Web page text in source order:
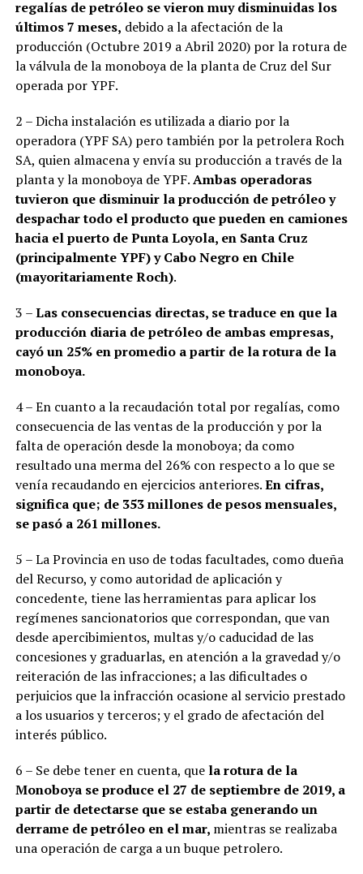
regalías de petróleo se vieron muy disminuidas los
últimos 7 meses, debido a la afectación de la
producción (Octubre 2019 a Abril 2020) por la rotura de
la válvula de la monoboya de la planta de Cruz del Sur
operada por YPF.
2 – Dicha instalación es utilizada a diario por la
operadora (YPF SA) pero también por la petrolera Roch
SA, quien almacena y envía su producción a través de la
planta y la monoboya de YPF.Ambas operadoras
tuvieron que disminuir la producción de petróleo y
despachar todo el producto que pueden en camiones
hacia el puerto de Punta Loyola, en Santa Cruz
(principalmente YPF) y Cabo Negro en Chile
(mayoritariamente Roch).
3 –Las consecuencias directas, se traduce en que la
producción diaria de petróleo de ambas empresas,
cayó un 25% en promedio a partir de la rotura de la
monoboya.
4 – En cuanto a la recaudación total por regalías, como
consecuencia de las ventas de la producción y por la
falta de operación desde la monoboya; da como
resultado una merma del 26% con respecto a lo que se
venía recaudando en ejercicios anteriores.En cifras,
significa que; de 353 millones de pesos mensuales,
se pasó a 261 millones.
5 – La Provincia en uso de todas facultades, como dueña
del Recurso, y como autoridad de aplicación y
concedente, tiene las herramientas para aplicar los
regímenes sancionatorios que correspondan, que van
desde apercibimientos, multas y/o caducidad de las
concesiones y graduarlas, en atención a la gravedad y/o
reiteración de las infracciones; a las dificultades o
perjuicios que la infracción ocasione al servicio prestado
a los usuarios y terceros; y el grado de afectación del
interés público.
6 – Se debe tener en cuenta, que la rotura de la
Monoboya se produce el 27 de septiembre de 2019, a
partir de detectarse que se estaba generando un
derrame de petróleo en el mar, mientras se realizaba
una operación de carga a un buque petrolero.